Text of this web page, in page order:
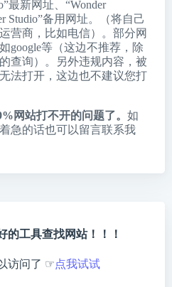
最新网址、“Wonder
Studio”备用网址。（将自己
营商，比如电信）。部分网
google等（这边不推荐，除
查询）。另外违规内容，被
法打开，这边也不建议您打
网站打不开的问题了。 如
急的话也可以留言联系我
的工具查找网站！！！
访问了 ☞点我试试